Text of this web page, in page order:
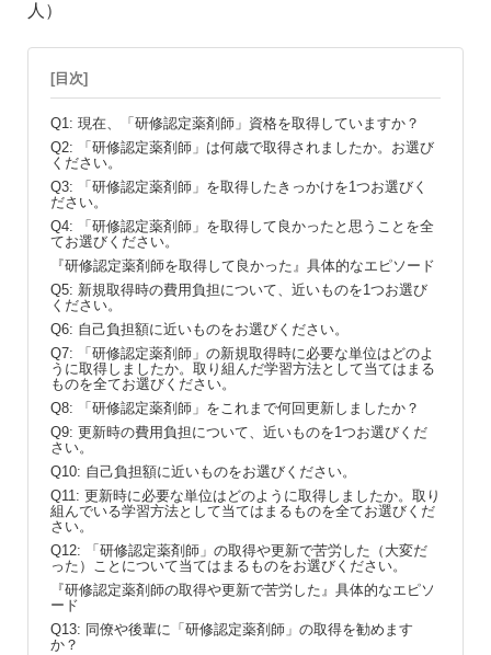
人）
[目次]
Q1: 現在、「研修認定薬剤師」資格を取得していますか？
Q2: 「研修認定薬剤師」は何歳で取得されましたか。お選び
ください。
Q3: 「研修認定薬剤師」を取得したきっかけを1つお選びく
ださい。
Q4: 「研修認定薬剤師」を取得して良かったと思うことを全
てお選びください。
『研修認定薬剤師を取得して良かった』具体的なエピソード
Q5: 新規取得時の費用負担について、近いものを1つお選び
ください。
Q6: 自己負担額に近いものをお選びください。
Q7: 「研修認定薬剤師」の新規取得時に必要な単位はどのよ
うに取得しましたか。取り組んだ学習方法として当てはまる
ものを全てお選びください。
Q8: 「研修認定薬剤師」をこれまで何回更新しましたか？
Q9: 更新時の費用負担について、近いものを1つお選びくだ
さい。
Q10: 自己負担額に近いものをお選びください。
Q11: 更新時に必要な単位はどのように取得しましたか。取り
組んでいる学習方法として当てはまるものを全てお選びくだ
さい。
Q12: 「研修認定薬剤師」の取得や更新で苦労した（大変だ
った）ことについて当てはまるものをお選びください。
『研修認定薬剤師の取得や更新で苦労した』具体的なエピソ
ード
Q13: 同僚や後輩に「研修認定薬剤師」の取得を勧めます
か？